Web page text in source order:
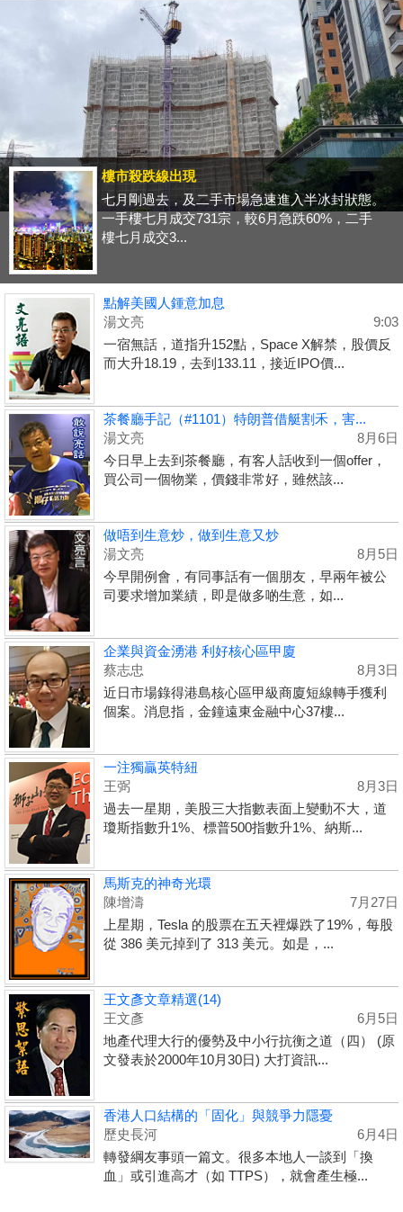
樓市殺跌線出現
七月剛過去，及二手市場急速進入半冰封狀態。
一手樓七月成交731宗，較6月急跌60%，二手
樓七月成交3...
點解美國人鍾意加息
湯文亮
9:03
一宿無話，道指升152點，Space X解禁，股價反
而大升18.19，去到133.11，接近IPO價...
茶餐廳手記（#1101）特朗普借艇割禾，害...
湯文亮
8月6日
今日早上去到茶餐廳，有客人話收到一個offer，
買公司一個物業，價錢非常好，雖然該...
做唔到生意炒，做到生意又炒
湯文亮
8月5日
今早開例會，有同事話有一個朋友，早兩年被公
司要求增加業績，即是做多啲生意，如...
企業與資金湧港 利好核心區甲廈
蔡志忠
8月3日
近日市場錄得港島核心區甲級商廈短線轉手獲利
個案。消息指，金鐘遠東金融中心37樓...
一注獨贏英特紐
王弼
8月3日
過去一星期，美股三大指數表面上變動不大，道
瓊斯指數升1%、標普500指數升1%、納斯...
馬斯克的神奇光環
陳增濤
7月27日
上星期，Tesla 的股票在五天裡爆跌了19%，每股
從 386 美元掉到了 313 美元。如是，...
王文彥文章精選(14)
王文彥
6月5日
地產代理大行的優勢及中小行抗衡之道（四） (原
文發表於2000年10月30日) 大打資訊...
香港人口結構的「固化」與競爭力隱憂
歷史長河
6月4日
轉發綱友事頭一篇文。很多本地人一談到「換
血」或引進高才（如 TTPS），就會產生極...